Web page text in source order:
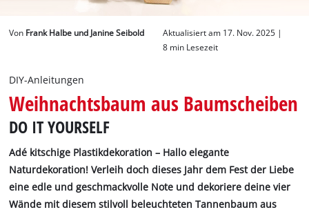
Deutsch
DE Deutsch
Von Frank Halbe und Janine Seibold
Aktualisiert am 17. Nov. 2025 |
8 min Lesezeit
DIY-Anleitungen
Weihnachtsbaum aus Baumscheiben
DO IT YOURSELF
Adé kitschige Plastikdekoration – Hallo elegante
Naturdekoration! Verleih doch dieses Jahr dem Fest der Liebe
eine edle und geschmackvolle Note und dekoriere deine vier
Wände mit diesem stilvoll beleuchteten Tannenbaum aus